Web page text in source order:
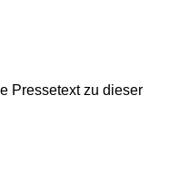
Pressetext zu dieser